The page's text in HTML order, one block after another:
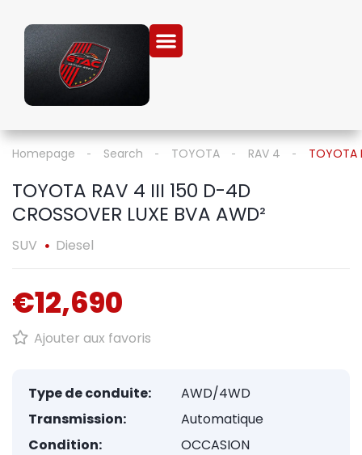
Homepage Search TOYOTA RAV 4 TOYOTA
TOYOTA RAV 4 III 150 D-4D
CROSSOVER LUXE BVA AWD²
SUV Diesel
€12,690
Ajouter aux favoris
Type de conduite:
AWD/4WD
Transmission:
Automatique
Condition:
OCCASION